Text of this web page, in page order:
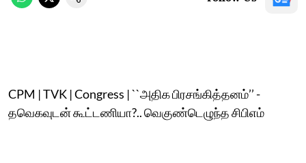
CPM | TVK | Congress | ``அதிக பிரசங்கித்தனம்’’ -
தவெகவுடன் கூட்டணியா?.. வெகுண்டெழுந்த சிபிஎம்